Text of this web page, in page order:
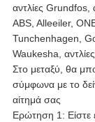
αντλίες Grundfos,
ABS, Alleeiler,
Tunchenhagen,
Waukesha,
Στο μεταξύ, θα
σύμφωνα με το
αίτημά σας
Ερώτηση 1: Είστε